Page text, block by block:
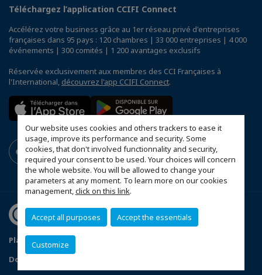
Our website uses cookies and others trackers to ease it
usage, improve its performance and security. Some
cookies, that don't involved functionnality and security,
required your consent to be used. Your choices will concern
the whole website. You will be allowed to change your
parameters at any moment. To learn more on our cookies
management,click on this link.
Accept all purposes Accept the essentials
Customize
Téléchargez l’application CCIFI Connect
Accélérez votre business grâce au 1er réseau privé d'entreprises
françaises dans 95 pays : 120 chambres | 33 000 entreprises | 4 000
événements | 300 comités | 1 200 avantages exclusifs
Réservée exclusivement aux membres des CCI Françaises à
l'International, découvrez l'app CCIFI Connect.
Plan du site Statut CCIFER
Données personnelles